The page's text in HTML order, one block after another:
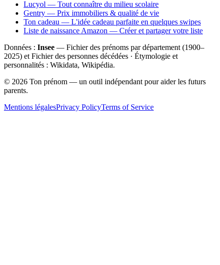
Lucyol — Tout connaître du milieu scolaire
Gentry — Prix immobiliers & qualité de vie
Ton cadeau — L'idée cadeau parfaite en quelques swipes
Liste de naissance Amazon — Créer et partager votre liste
Données : Insee — Fichier des prénoms par département (1900–
2025) et Fichier des personnes décédées · Étymologie et
personnalités : Wikidata, Wikipédia.
© 2026 Ton prénom — un outil indépendant pour aider les futurs
parents.
Mentions légalesPrivacy PolicyTerms of Service